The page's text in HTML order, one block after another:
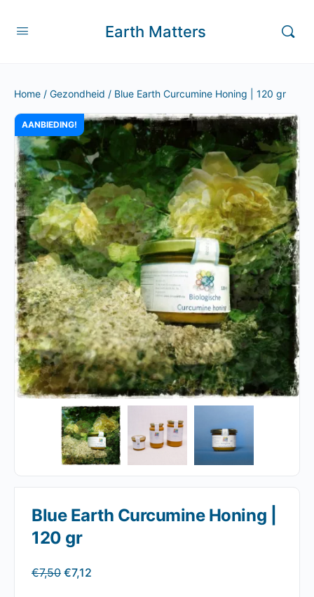
Earth Matters
Home / Gezondheid / Blue Earth Curcumine Honing | 120 gr
AANBIEDING!
Blue Earth Curcumine Honing |
120 gr
€7,50 Oorspronkelijke
€7,12